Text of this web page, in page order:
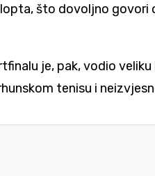
što dovoljno
je, pak, vodio
tenisu i